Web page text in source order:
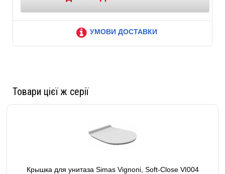
УМОВИ ДОСТАВКИ
Товари цієї ж серії
Крышка для унитаза Simas Vignoni, Soft-Сlose VI004